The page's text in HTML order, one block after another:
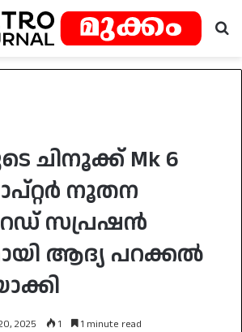
ചിനൂക്ക് Mk 6
നൂതന
സപ്രഷൻ
ആദ്യ പറക്കൽ
2025 1 1 minute read